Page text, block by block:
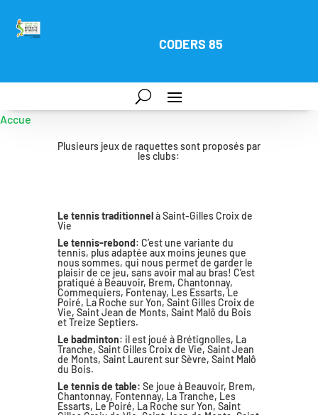
CODERS 85
Accueil
Plusieurs jeux de raquettes sont proposés par
les clubs:
Le tennis traditionnelà Saint-Gilles Croix de
Vie
Le tennis-rebond: C’est une variante du
tennis, plus adaptée aux moins jeunes que
nous sommes, qui nous permet de garder le
plaisir de ce jeu, sans avoir mal au bras! C’est
pratiqué à Beauvoir, Brem, Chantonnay,
Commequiers, Fontenay, Les Essarts, Le
Poiré, La Roche sur Yon, Saint Gilles Croix de
Vie, Saint Jean de Monts, Saint Malô du Bois
et Treize Septiers.
Le badminton: il est joué à Brétignolles, La
Tranche, Saint Gilles Croix de Vie, Saint Jean
de Monts, Saint Laurent sur Sèvre, Saint Malô
du Bois.
Le tennis de table: Se joue à Beauvoir, Brem,
Chantonnay, Fontennay, La Tranche, Les
Essarts, Le Poiré, La Roche sur Yon, Saint